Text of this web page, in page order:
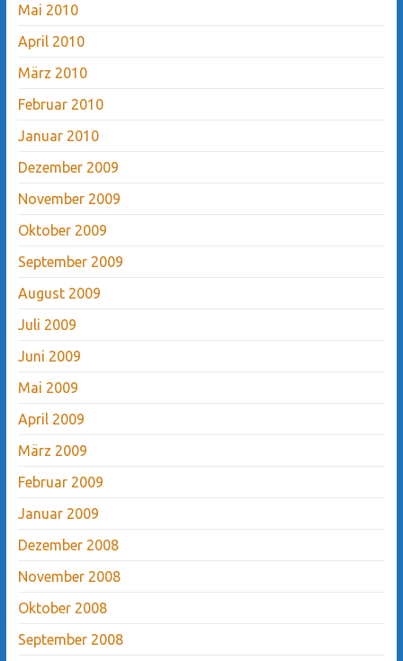
Mai 2010
April 2010
März 2010
Februar 2010
Januar 2010
Dezember 2009
November 2009
Oktober 2009
September 2009
August 2009
Juli 2009
Juni 2009
Mai 2009
April 2009
März 2009
Februar 2009
Januar 2009
Dezember 2008
November 2008
Oktober 2008
September 2008